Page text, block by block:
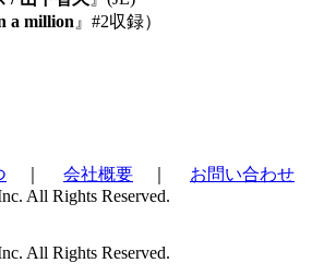
a million 』#2収録）
会社概要 お問い合わせ
All Rights Reserved.
All Rights Reserved.